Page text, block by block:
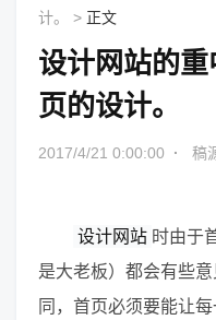
计。
> 正文
设计网站的
页的设计。
2017/4/21 0:00:00 · 稿
设计网站 时由于
是大老板）都会有些
同，首页必须要能让